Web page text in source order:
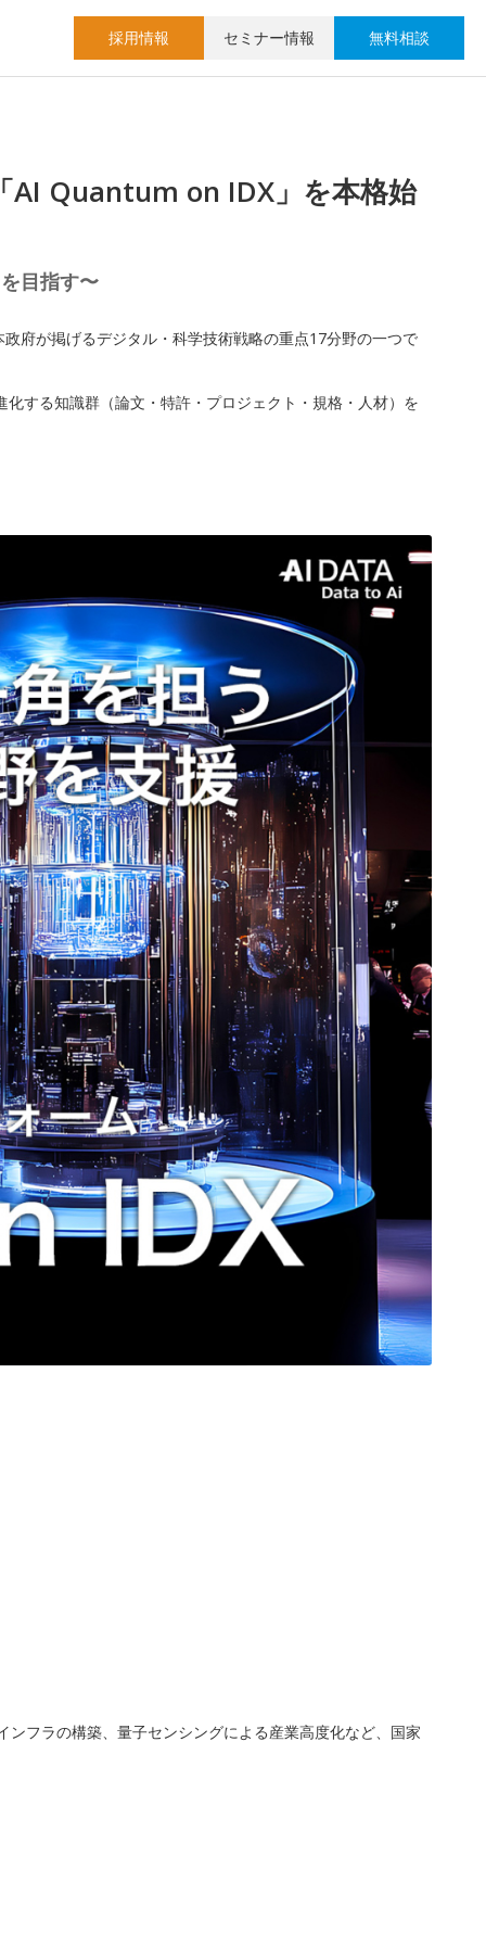
採用情報 セミナー情報 無料相談
AI Quantum on IDX」を本格始
目指す〜
府が掲げるデジタル・科学技術戦略の重点17分野の一つで
する知識群（論文・特許・プロジェクト・規格・人材）を
フラの構築、量子センシングによる産業高度化など、国家